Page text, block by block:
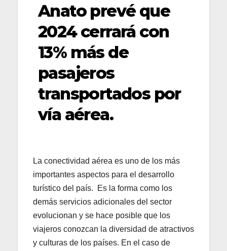
Anato prevé que
2024 cerrará con
13% más de
pasajeros
transportados por
vía aérea.
La conectividad aérea es uno de los más
importantes aspectos para el desarrollo
turístico del país. Es la forma como los
demás servicios adicionales del sector
evolucionan y se hace posible que los
viajeros conozcan la diversidad de atractivos
y culturas de los países. En el caso de